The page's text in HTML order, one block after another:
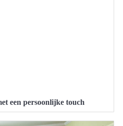
een persoonlijke touch